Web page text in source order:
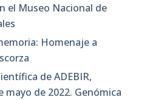
el Museo Nacional de
Homenaje a
de ADEBIR,
mayo de 2022. Genómica